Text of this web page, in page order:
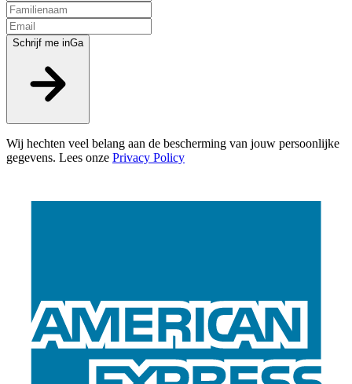
Schrijf me inGa
Wij hechten veel belang aan de bescherming van jouw persoonlijke
gegevens. Lees onze Privacy Policy